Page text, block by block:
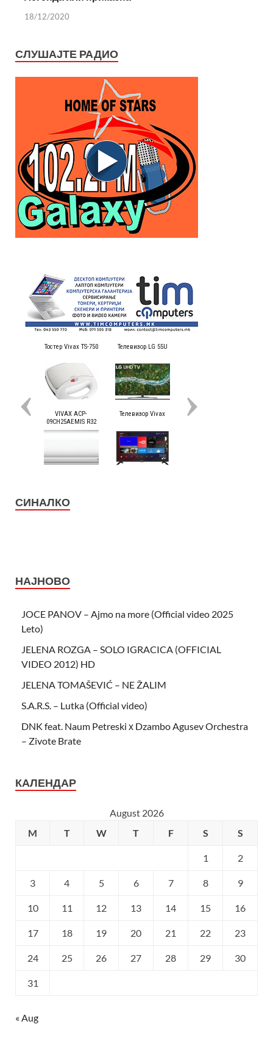
18/12/2020
СЛУШАЈТЕ РАДИО
СИНАЛКО
НАЈНОВО
JOCE PANOV – Ajmo na more (Official video 2025
Leto)
JELENA ROZGA – SOLO IGRACICA (OFFICIAL
VIDEO 2012) HD
JELENA TOMAŠEVIĆ – NE ŽALIM
S.A.R.S. – Lutka (Official video)
DNK feat. Naum Petreski х Dzambo Agusev Orchestra
– Zivote Brate
КАЛЕНДАР
August 2026
M
T W T F S S
1 2
3 4 5 6 7 8 9
10 11 12 13 14 15 16
17 18 19 20 21 22 23
24 25 26 27 28 29 30
31
« Aug